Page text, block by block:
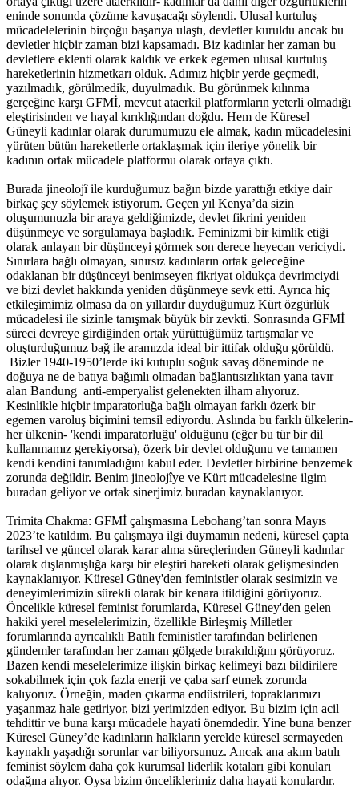
eninde sonunda çözüme kavuşacağı söylendi. Ulusal kurtuluş
mücadelelerinin birçoğu başarıya ulaştı, devletler kuruldu ancak bu
devletler hiçbir zaman bizi kapsamadı. Biz kadınlar her zaman bu
devletlere eklenti olarak kaldık ve erkek egemen ulusal kurtuluş
hareketlerinin hizmetkarı olduk. Adımız hiçbir yerde geçmedi,
yazılmadık, görülmedik, duyulmadık. Bu görünmek kılınma
gerçeğine karşı GFMİ, mevcut ataerkil platformların yeterli olmadığı
eleştirisinden ve hayal kırıklığından doğdu. Hem de Küresel
Güneyli kadınlar olarak durumumuzu ele almak, kadın mücadelesini
yürüten bütün hareketlerle ortaklaşmak için ileriye yönelik bir
kadının ortak mücadele platformu olarak ortaya çıktı.
Burada jineolojî ile kurduğumuz bağın bizde yarattığı etkiye dair
birkaç şey söylemek istiyorum. Geçen yıl Kenya’da sizin
oluşumunuzla bir araya geldiğimizde, devlet fikrini yeniden
düşünmeye ve sorgulamaya başladık. Feminizmi bir kimlik etiği
olarak anlayan bir düşünceyi görmek son derece heyecan vericiydi.
Sınırlara bağlı olmayan, sınırsız kadınların ortak geleceğine
odaklanan bir düşünceyi benimseyen fikriyat oldukça devrimciydi
ve bizi devlet hakkında yeniden düşünmeye sevk etti. Ayrıca hiç
etkileşimimiz olmasa da on yıllardır duyduğumuz Kürt özgürlük
mücadelesi ile sizinle tanışmak büyük bir zevkti. Sonrasında GFMİ
süreci devreye girdiğinden ortak yürüttüğümüz tartışmalar ve
oluşturduğumuz bağ ile aramızda ideal bir ittifak olduğu görüldü.
Bizler 1940-1950’lerde iki kutuplu soğuk savaş döneminde ne
doğuya ne de batıya bağımlı olmadan bağlantısızlıktan yana tavır
alan Bandung anti-emperyalist gelenekten ilham alıyoruz.
Kesinlikle hiçbir imparatorluğa bağlı olmayan farklı özerk bir
egemen varoluş biçimini temsil ediyordu. Aslında bu farklı ülkelerin-
her ülkenin- 'kendi imparatorluğu' olduğunu (eğer bu tür bir dil
kullanmamız gerekiyorsa), özerk bir devlet olduğunu ve tamamen
kendi kendini tanımladığını kabul eder. Devletler birbirine benzemek
zorunda değildir. Benim jineolojîye ve Kürt mücadelesine ilgim
buradan geliyor ve ortak sinerjimiz buradan kaynaklanıyor.
Trimita Chakma: GFMİ çalışmasına Lebohang’tan sonra Mayıs
2023’te katıldım. Bu çalışmaya ilgi duymamın nedeni, küresel çapta
tarihsel ve güncel olarak karar alma süreçlerinden Güneyli kadınlar
olarak dışlanmışlığa karşı bir eleştiri hareketi olarak gelişmesinden
kaynaklanıyor. Küresel Güney'den feministler olarak sesimizin ve
deneyimlerimizin sürekli olarak bir kenara itildiğini görüyoruz.
Öncelikle küresel feminist forumlarda, Küresel Güney'den gelen
hakiki yerel meselelerimizin, özellikle Birleşmiş Milletler
forumlarında ayrıcalıklı Batılı feministler tarafından belirlenen
gündemler tarafından her zaman gölgede bırakıldığını görüyoruz.
Bazen kendi meselelerimize ilişkin birkaç kelimeyi bazı bildirilere
sokabilmek için çok fazla enerji ve çaba sarf etmek zorunda
kalıyoruz. Örneğin, maden çıkarma endüstrileri, topraklarımızı
yaşanmaz hale getiriyor, bizi yerimizden ediyor. Bu bizim için acil
tehdittir ve buna karşı mücadele hayati önemdedir. Yine buna benzer
Küresel Güney’de kadınların halkların yerelde küresel sermayeden
kaynaklı yaşadığı sorunlar var biliyorsunuz. Ancak ana akım batılı
feminist söylem daha çok kurumsal liderlik kotaları gibi konuları
odağına alıyor. Oysa bizim önceliklerimiz daha hayati konulardır.